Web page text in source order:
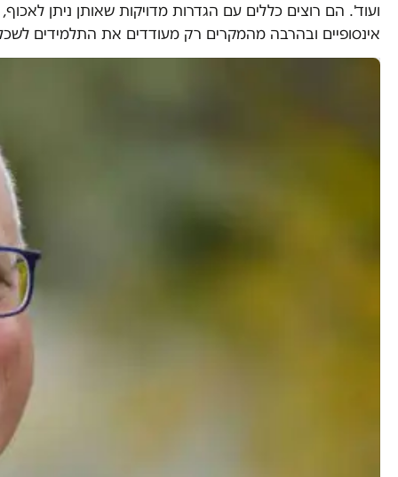
ועוד'. הם רוצים כללים עם הגדרות מדויקות שאותן ניתן
אינסופיים ובהרבה מהמקרים רק מעודדים את התלמידים